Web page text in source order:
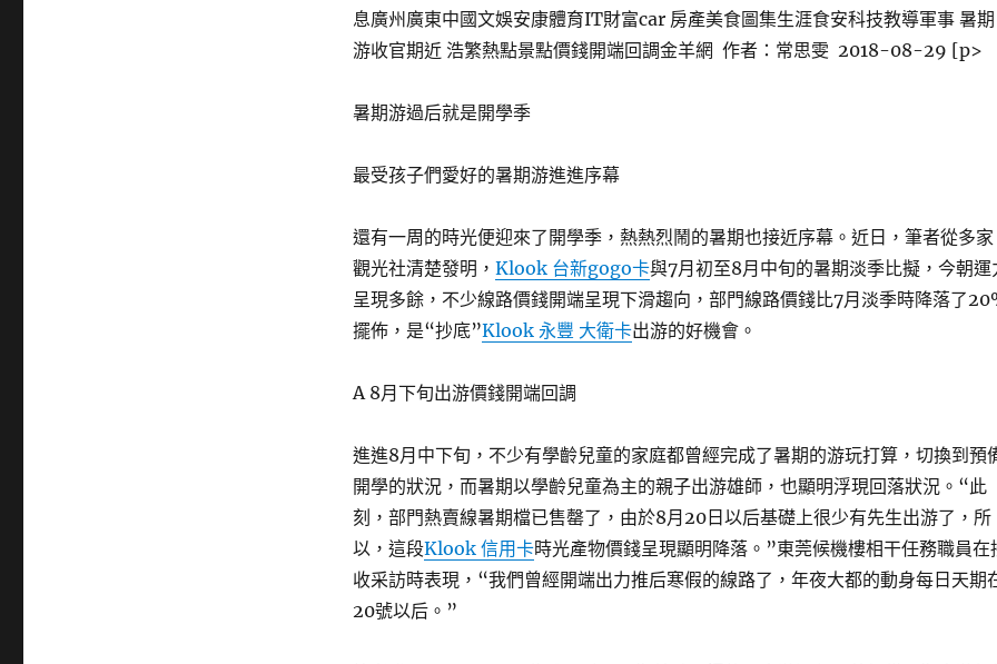
息廣州廣東中國文娛安康體育IT財富car 房產美食圖集生涯食安科技教導軍事 暑期
游收官期近 浩繁熱點景點價錢開端回調金羊網 作者：常思雯 2018-08-29 [p>
暑期游過后就是開學季
最受孩子們愛好的暑期游進進序幕
還有一周的時光便迎來了開學季，熱熱烈鬧的暑期也接近序幕。近日，筆者從多家
觀光社清楚發明， Klook 台新gogo卡與7月初至8月中旬的暑期淡季比擬，今朝運
呈現多餘，不少線路價錢開端呈現下滑趨向，部門線路價錢比7月淡季時降落了
擺佈，是“抄底”Klook 永豐 大衛卡出游的好機會。
A 8月下旬出游價錢開端回調
進進8月中下旬，不少有學齡兒童的家庭都曾經完成了暑期的游玩打算，切換到預
開學的狀況，而暑期以學齡兒童為主的親子出游雄師，也顯明浮現回落狀況。“此
刻，部門熱賣線暑期檔已售罄了，由於8月20日以后基礎上很少有先生出游了，所
以，這段Klook 信用卡時光產物價錢呈現顯明降落。”東莞候機樓相干任務職員在
收采訪時表現，“我們曾經開端出力推后寒假的線路了，年夜大都的動身每日天期
20號以后。”